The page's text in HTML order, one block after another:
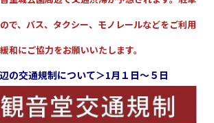
で、バス、タクシー、モノレールなどをご利用
和にご協力をお願いいたします。
の交通規制について＞1月１日～５日